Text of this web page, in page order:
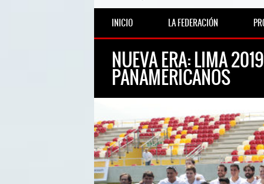
INICIO LA FEDERACIÓN
NUEVA ERA: LIMA
PANAMERICANOS